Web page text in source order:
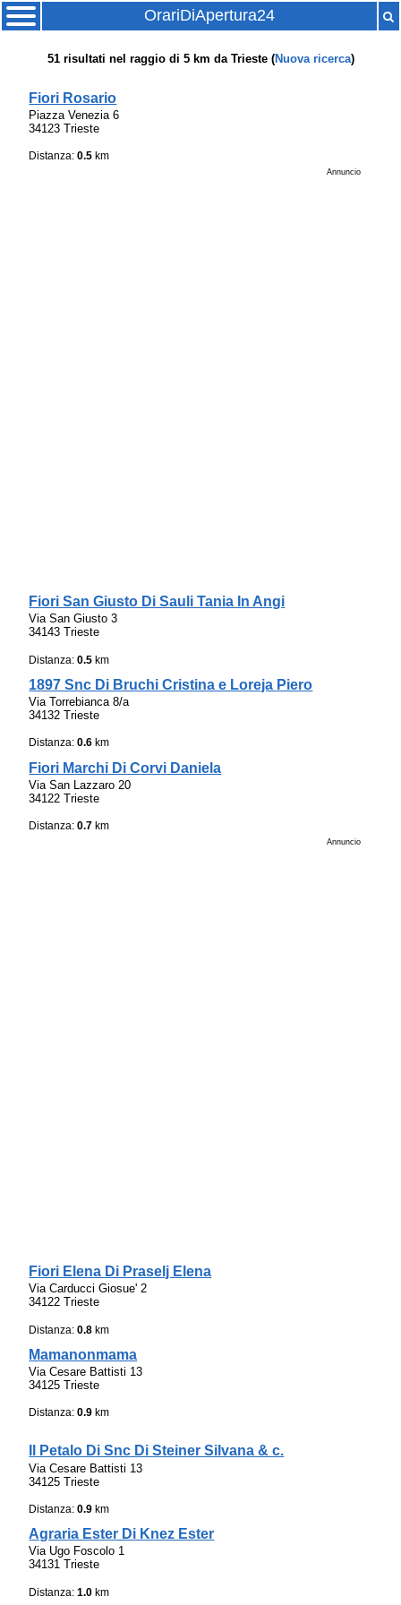
OrariDiApertura24
51risultati nel raggio di 5 km da Trieste (Nuova ricerca)
Fiori Rosario
Piazza Venezia 6
34123 Trieste
Distanza:0.5 km
Annuncio
Fiori San Giusto Di Sauli Tania In Angi
Via San Giusto 3
34143 Trieste
Distanza:0.5 km
1897 Snc Di Bruchi Cristina e Loreja Piero
Via Torrebianca 8/a
34132 Trieste
Distanza:0.6 km
Fiori Marchi Di Corvi Daniela
Via San Lazzaro 20
34122 Trieste
Distanza:0.7 km
Annuncio
Fiori Elena Di Praselj Elena
Via Carducci Giosue' 2
34122 Trieste
Distanza:0.8 km
Mamanonmama
Via Cesare Battisti 13
34125 Trieste
Distanza:0.9 km
Il Petalo Di Snc Di Steiner Silvana & c.
Via Cesare Battisti 13
34125 Trieste
Distanza:0.9 km
Agraria Ester Di Knez Ester
Via Ugo Foscolo 1
34131 Trieste
Distanza:1.0 km